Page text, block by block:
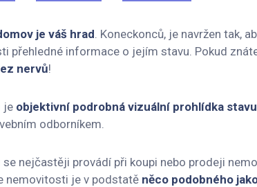
je váš hrad. Koneckonců, je navržen tak,
přehledné informace o jejím stavu. Pokud
nervů!
je objektivní podrobná vizuální prohlídka
odborníkem.
nejčastěji provádí při koupi nebo prodeji
nemovitosti je v podstatě něco podobného